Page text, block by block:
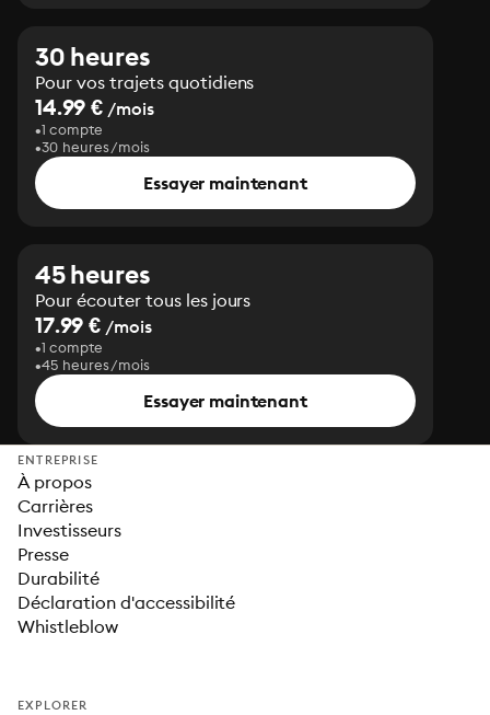
30 heures
Pour vos trajets quotidiens
14.99 € /mois
1 compte
30 heures/mois
Essayer maintenant
45 heures
Pour écouter tous les jours
17.99 € /mois
1 compte
45 heures/mois
Essayer maintenant
ENTREPRISE
À propos
Carrières
Investisseurs
Presse
Durabilité
Déclaration d'accessibilité
Whistleblow
EXPLORER